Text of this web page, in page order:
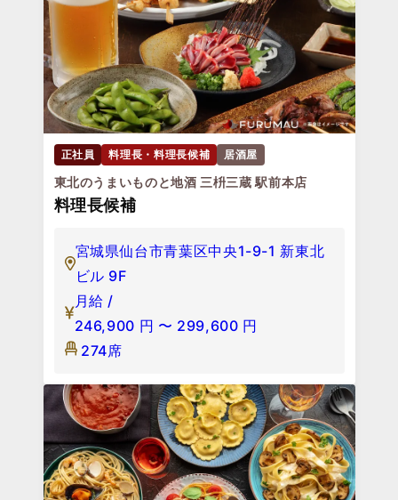
正社員 料理長・料理長候補 居酒屋
東北のうまいものと地酒 三枡三蔵 駅前本店
料理長候補
宮城県仙台市青葉区中央1-9-1 新東北
ビル 9F
月給 /
246,900 円 〜 299,600 円
274席